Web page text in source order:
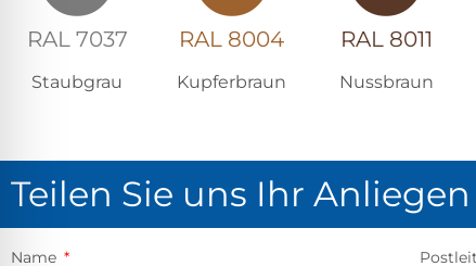
RAL 7037
Staubgrau
RAL 8004
Kupferbraun
RAL 8011
Nussbraun
Teilen Sie uns Ihr
Name